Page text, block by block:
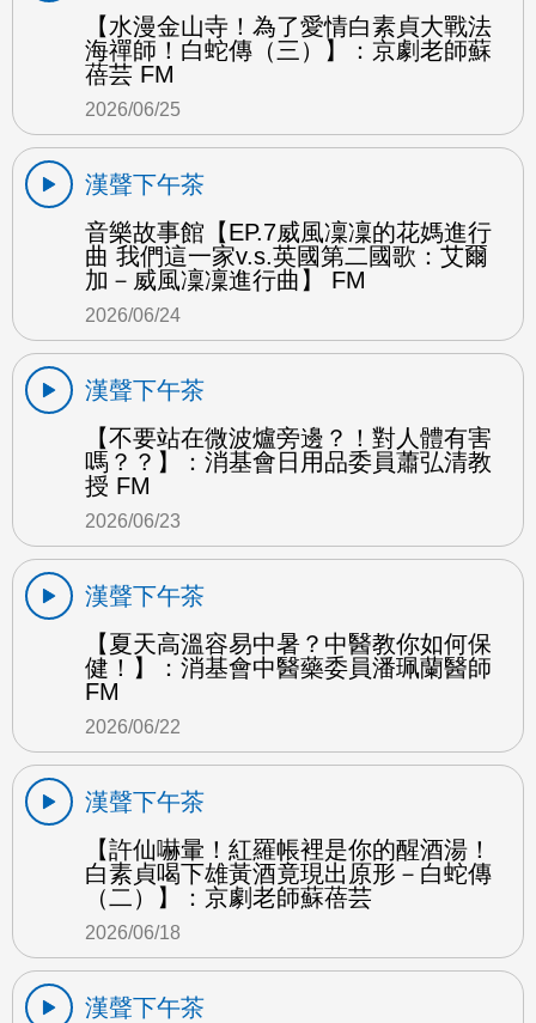
【水漫金山寺！為了愛情白素貞大戰法
海禪師！白蛇傳（三）】：京劇老師蘇
蓓芸 FM
2026/06/25
漢聲下午茶
音樂故事館【EP.7威風凜凜的花媽進行
曲 我們這一家v.s.英國第二國歌：艾爾
加－威風凜凜進行曲】 FM
2026/06/24
漢聲下午茶
【不要站在微波爐旁邊？！對人體有害
嗎？？】：消基會日用品委員蕭弘清教
授 FM
2026/06/23
漢聲下午茶
【夏天高溫容易中暑？中醫教你如何保
健！】：消基會中醫藥委員潘珮蘭醫師
FM
2026/06/22
漢聲下午茶
【許仙嚇暈！紅羅帳裡是你的醒酒湯！
白素貞喝下雄黃酒竟現出原形－白蛇傳
（二）】：京劇老師蘇蓓芸
2026/06/18
漢聲下午茶